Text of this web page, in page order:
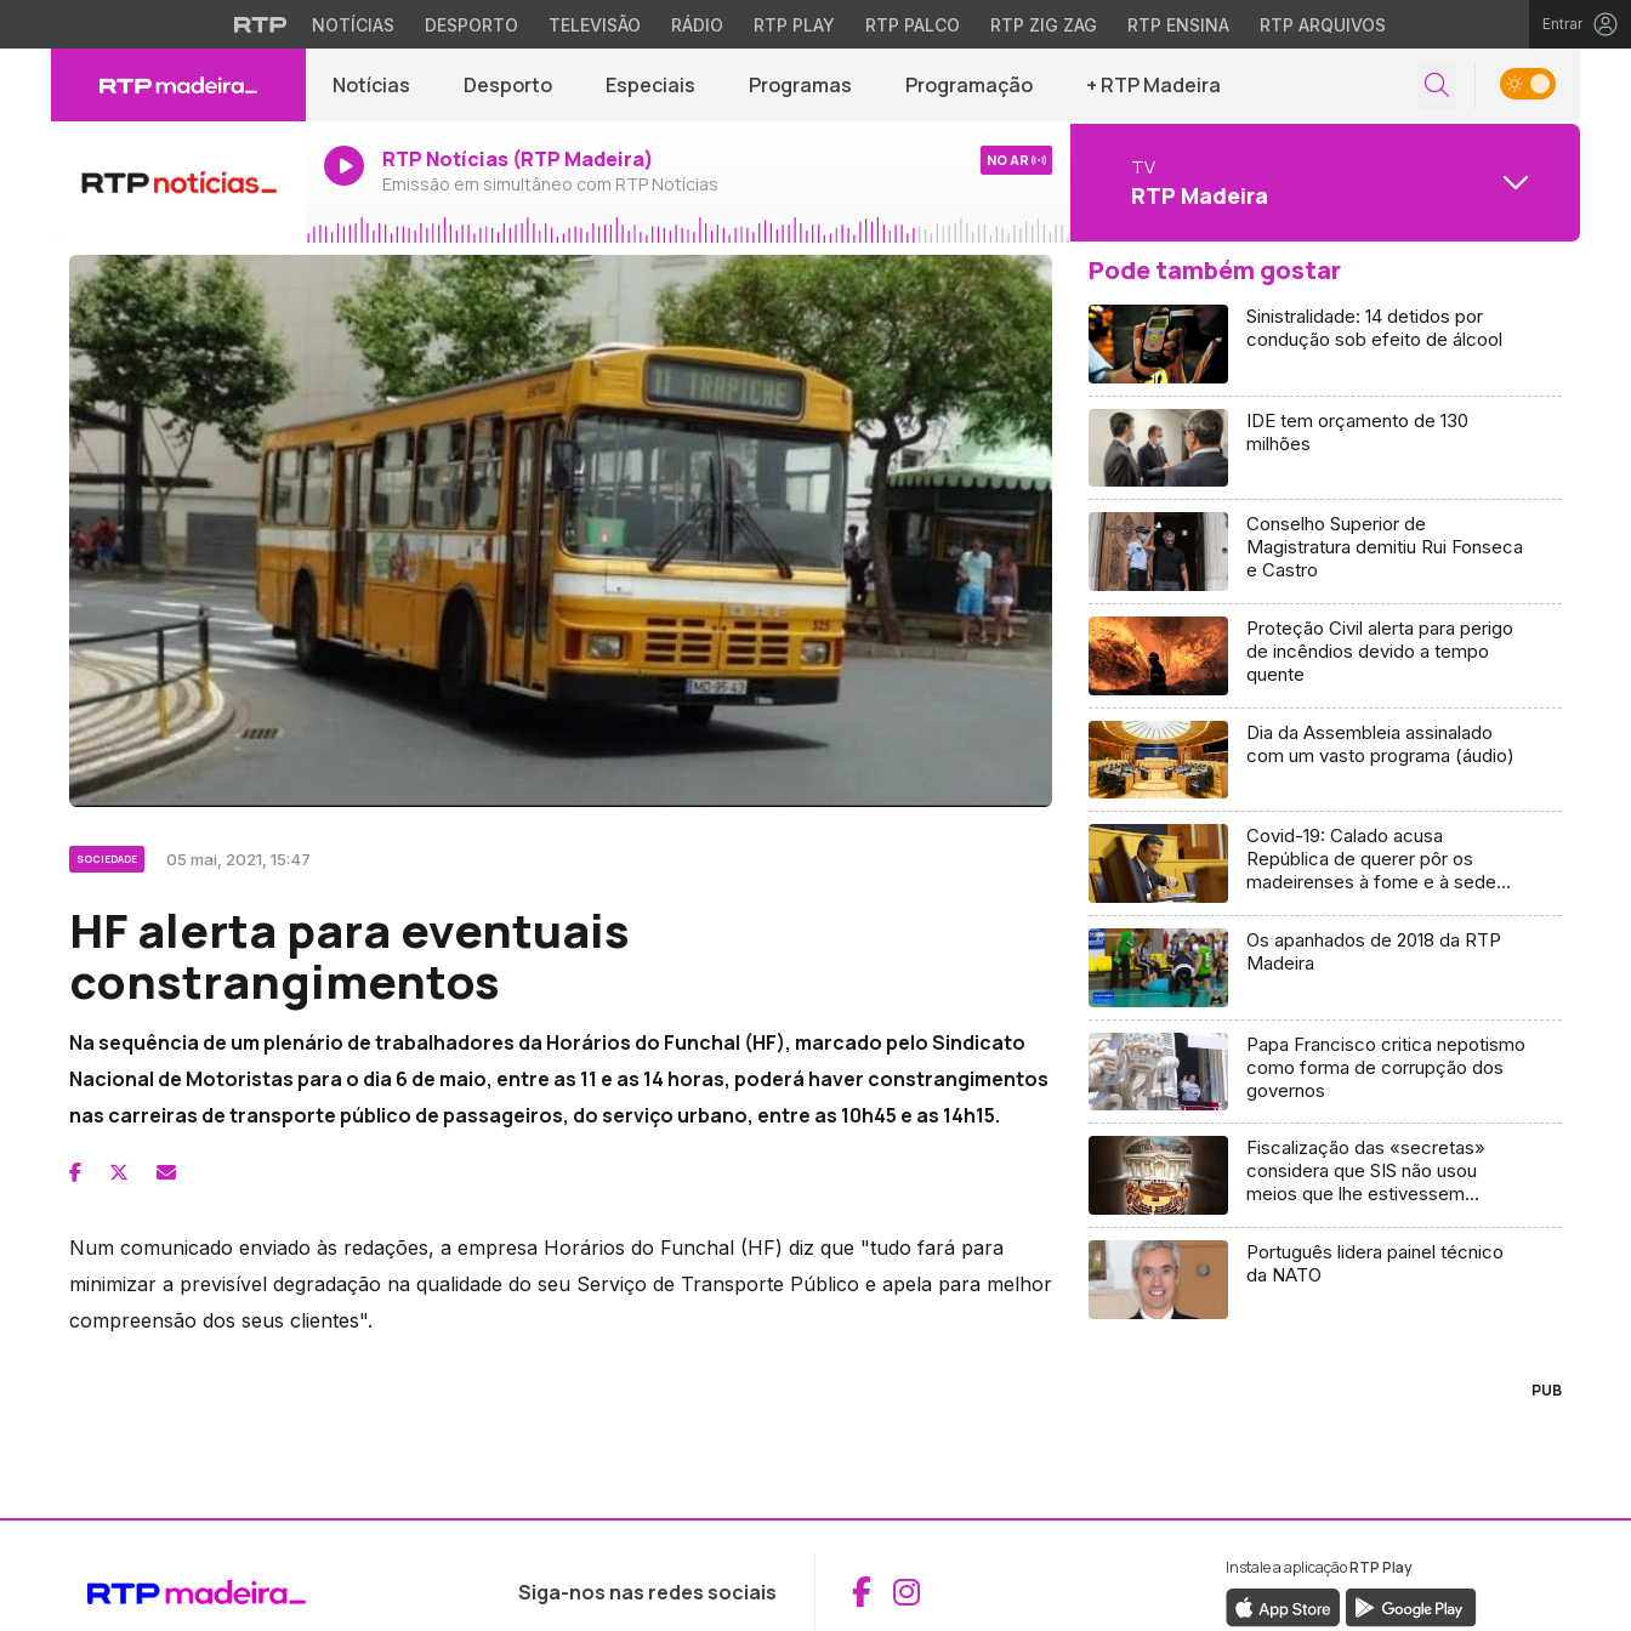
NOTÍCIAS DESPORTO TELEVISÃO RÁDIO RTP PLAY RTP PALCO RTP ZIG ZAG RTP ENSINA RTP ARQUIVOS Entrar
Notícias Desporto Especiais Programas Programação + RTP Madeira
RTP Notícias (RTP Madeira)
Emissão em simultâneo com RTP Notícias
NO AR TV
RTP Madeira
SOCIEDADE 05 mai, 2021, 15:47
HF alerta para eventuais
constrangimentos
Na sequência de um plenário de trabalhadores da Horários do Funchal (HF), marcado pelo Sindicato
Nacional de Motoristas para o dia 6 de maio, entre as 11 e as 14 horas, poderá haver constrangimentos
nas carreiras de transporte público de passageiros, do serviço urbano, entre as 10h45 e as 14h15.
Num comunicado enviado às redações, a empresa Horários do Funchal (HF) diz que "tudo fará para
minimizar a previsível degradação na qualidade do seu Serviço de Transporte Público e apela para melhor
compreensão dos seus clientes".
Pode também gostar
Sinistralidade: 14 detidos por
condução sob efeito de álcool
IDE tem orçamento de 130
milhões
Conselho Superior de
Magistratura demitiu Rui Fonseca
e Castro
Proteção Civil alerta para perigo
de incêndios devido a tempo
quente
Dia da Assembleia assinalado
com um vasto programa (áudio)
Covid-19: Calado acusa
República de querer pôr os
madeirenses à fome e à sede
Os apanhados de 2018 da RTP
Madeira
Papa Francisco critica nepotismo
como forma de corrupção dos
governos
Fiscalização das «secretas»
considera que SIS não usou
meios que lhe estivessem
Português lidera painel técnico
da NATO
PUB
Siga-nos nas redes sociais Aceder ao Facebook da RTP Madeira
Aceder ao Instagram da RTP Madeira
Instale a aplicaçãoRTP Play